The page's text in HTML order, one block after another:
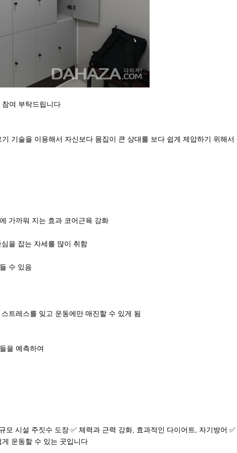
여 부탁드립니다
기술을 이용해서 자신보다 몸집이 큰 상대를 보다 쉽게 제압하기 위해서
가까워 지는 효과 코어근육 강화
을 잡는 자세를 많이 취함
수 있음
트레스를 잊고 운동에만 매진할 수 있게 됨
을 예측하여
모 시설 주짓수 도장 ✅ 체력과 근력 강화, 효과적인 다이어트, 자기방어
운동할 수 있는 곳입니다